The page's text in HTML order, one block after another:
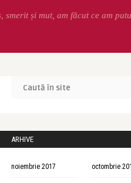
smerit și mut, am făcut ce am
ARHIVE
noiembrie 2017 octombrie